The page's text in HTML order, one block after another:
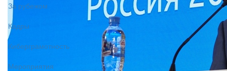
За рубежом
Кадры
Киберграмотность
Мероприятия